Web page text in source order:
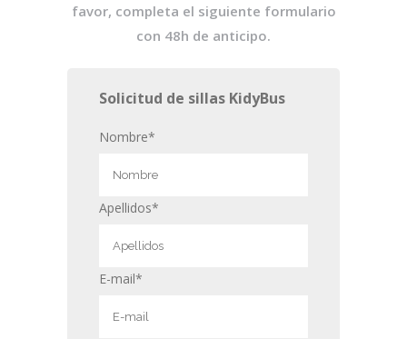
favor, completa el siguiente formulario
con 48h de anticipo.
Solicitud de sillas KidyBus
Nombre*
Apellidos*
E-mail*